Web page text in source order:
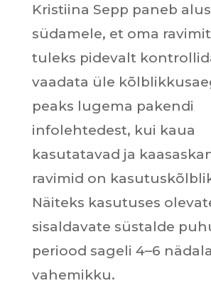
Kristiina Sepp paneb
südamele, et oma
tuleks pidevalt
vaadata üle
peaks lugema pakendi
infolehtedest, kui kaua
kasutatavad ja
ravimid on
Näiteks kasutuses
sisaldavate süstalde
periood sageli 4–6 nädala
vahemikku.